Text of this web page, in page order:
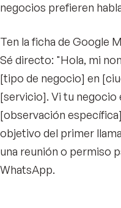
negocios prefieren
Ten la ficha de Google
Sé directo: "Hola, mi
[tipo de negocio] en
[servicio]. Vi tu negocio
[observación
objetivo del primer
una reunión o permiso
WhatsApp.